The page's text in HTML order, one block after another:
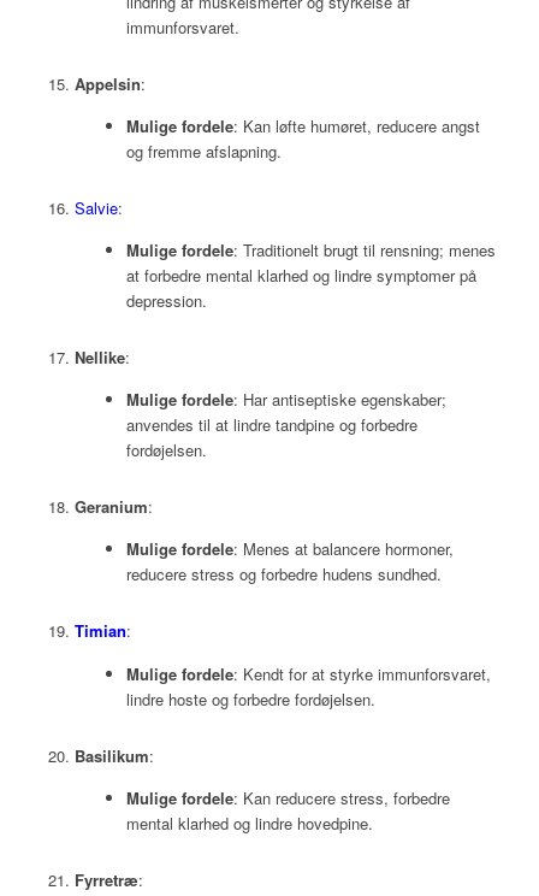
immunforsvaret.
Appelsin:
Mulige fordele: Kan løfte humøret, reducere angst
og fremme afslapning.
Salvie:
Mulige fordele: Traditionelt brugt til rensning; menes
at forbedre mental klarhed og lindre symptomer på
depression.
Nellike:
Mulige fordele: Har antiseptiske egenskaber;
anvendes til at lindre tandpine og forbedre
fordøjelsen.
Geranium:
Mulige fordele: Menes at balancere hormoner,
reducere stress og forbedre hudens sundhed.
Timian:
Mulige fordele: Kendt for at styrke immunforsvaret,
lindre hoste og forbedre fordøjelsen.
Basilikum:
Mulige fordele: Kan reducere stress, forbedre
mental klarhed og lindre hovedpine.
Fyrretræ: